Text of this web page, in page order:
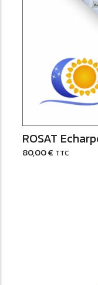
ROSAT
80,00€ TTC